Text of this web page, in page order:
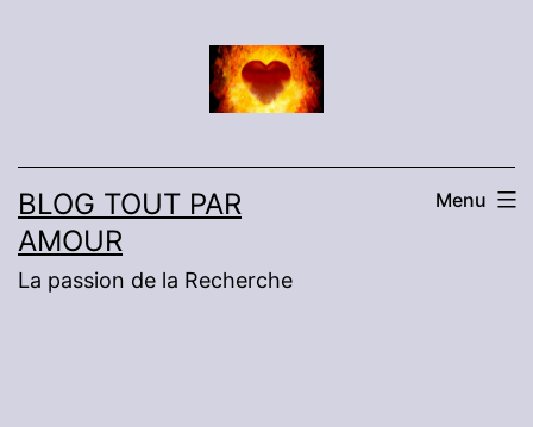
BLOG TOUT PAR
AMOUR
La passion de la Recherche
Menu